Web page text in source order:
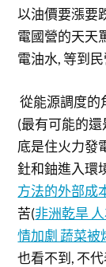
以油價要漲要
電國營的天天
電油水, 等到
從能源調度的
(最有可能的
底是住火力發
釷和鈾進入環
方法的外部成
苦(非洲乾旱
情加劇 蔬菜被
也看不到, 不